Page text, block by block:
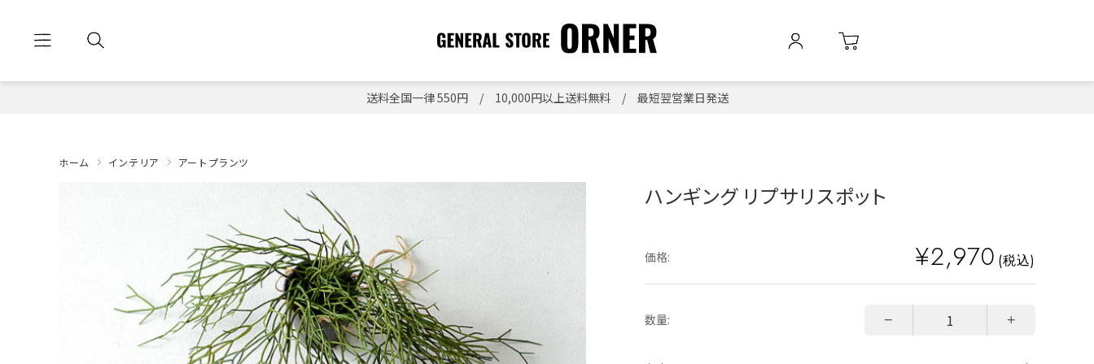
送料全国一律 550円 / 10,000円以上送料無料 / 最短翌営業日発送
ホーム インテリア アートプランツ
ハンギング リプサリスポット
価格: ¥2,970 (税込)
数量: − +